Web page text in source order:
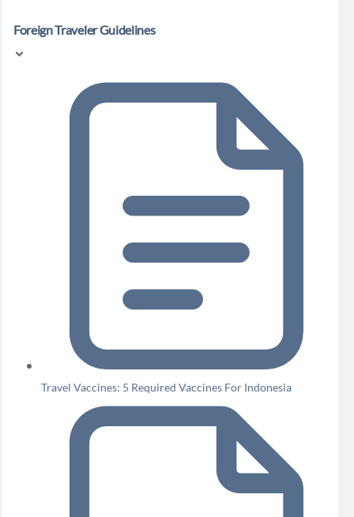
Foreign Traveler Guidelines
Travel Vaccines: 5 Required Vaccines For Indonesia